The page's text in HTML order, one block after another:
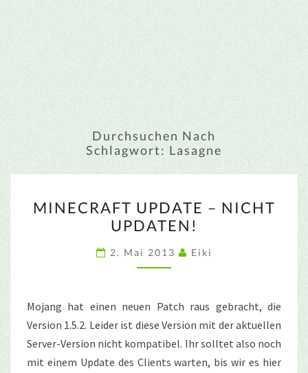
Durchsuchen Nach
Schlagwort: Lasagne
UPDATE
–
NICHT
UPDATEN!
MINECRAFT UPDATE – NICHT
UPDATEN!
2. Mai 2013 Eiki
Mojang hat einen neuen Patch raus gebracht, die
Version 1.5.2. Leider ist diese Version mit der aktuellen
Server-Version nicht kompatibel. Ihr solltet also noch
mit einem Update des Clients warten, bis wir es hier